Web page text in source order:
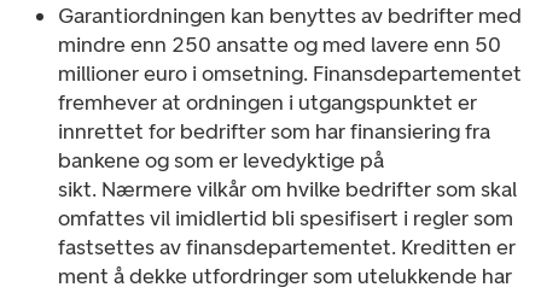
Garantiordningen kan benyttes av bedrifter med
mindre enn 250 ansatte og med lavere enn 50
millioner euro i omsetning. Finansdepartementet
fremhever at ordningen i utgangspunktet er
innrettet for bedrifter som har finansiering fra
bankene og som er levedyktige på
sikt. Nærmere vilkår om hvilke bedrifter som skal
omfattes vil imidlertid bli spesifisert i regler som
fastsettes av finansdepartementet. Kreditten er
ment å dekke utfordringer som utelukkende har